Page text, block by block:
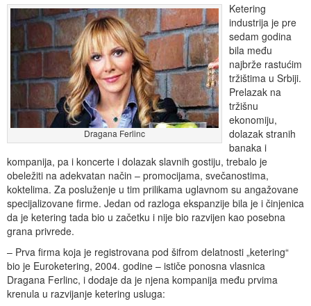
Dragana Ferlinc
Ketering
industrija je pre
sedam godina
bila među
najbrže rastućim
tržištima u Srbiji.
Prelazak na
tržišnu
ekonomiju,
dolazak stranih
banaka i
kompanija, pa i koncerte i dolazak slavnih gostiju, trebalo je
obeležiti na adekvatan način – promocijama, svečanostima,
koktelima. Za posluženje u tim prilikama uglavnom su angažovane
specijalizovane firme. Jedan od razloga ekspanzije bila je i činjenica
da je ketering tada bio u začetku i nije bio razvijen kao posebna
grana privrede.
– Prva firma koja je registrovana pod šifrom delatnosti „ketering“
bio je Euroketering, 2004. godine – ističe ponosna vlasnica
Dragana Ferlinc, i dodaje da je njena kompanija među prvima
krenula u razvijanje ketering usluga: